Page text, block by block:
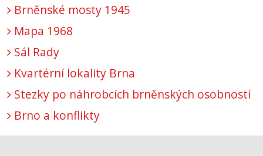
Brněnské mosty 1945
Mapa 1968
Sál Rady
Kvartérní lokality Brna
Stezky po náhrobcích brněnských osobností
Brno a konflikty